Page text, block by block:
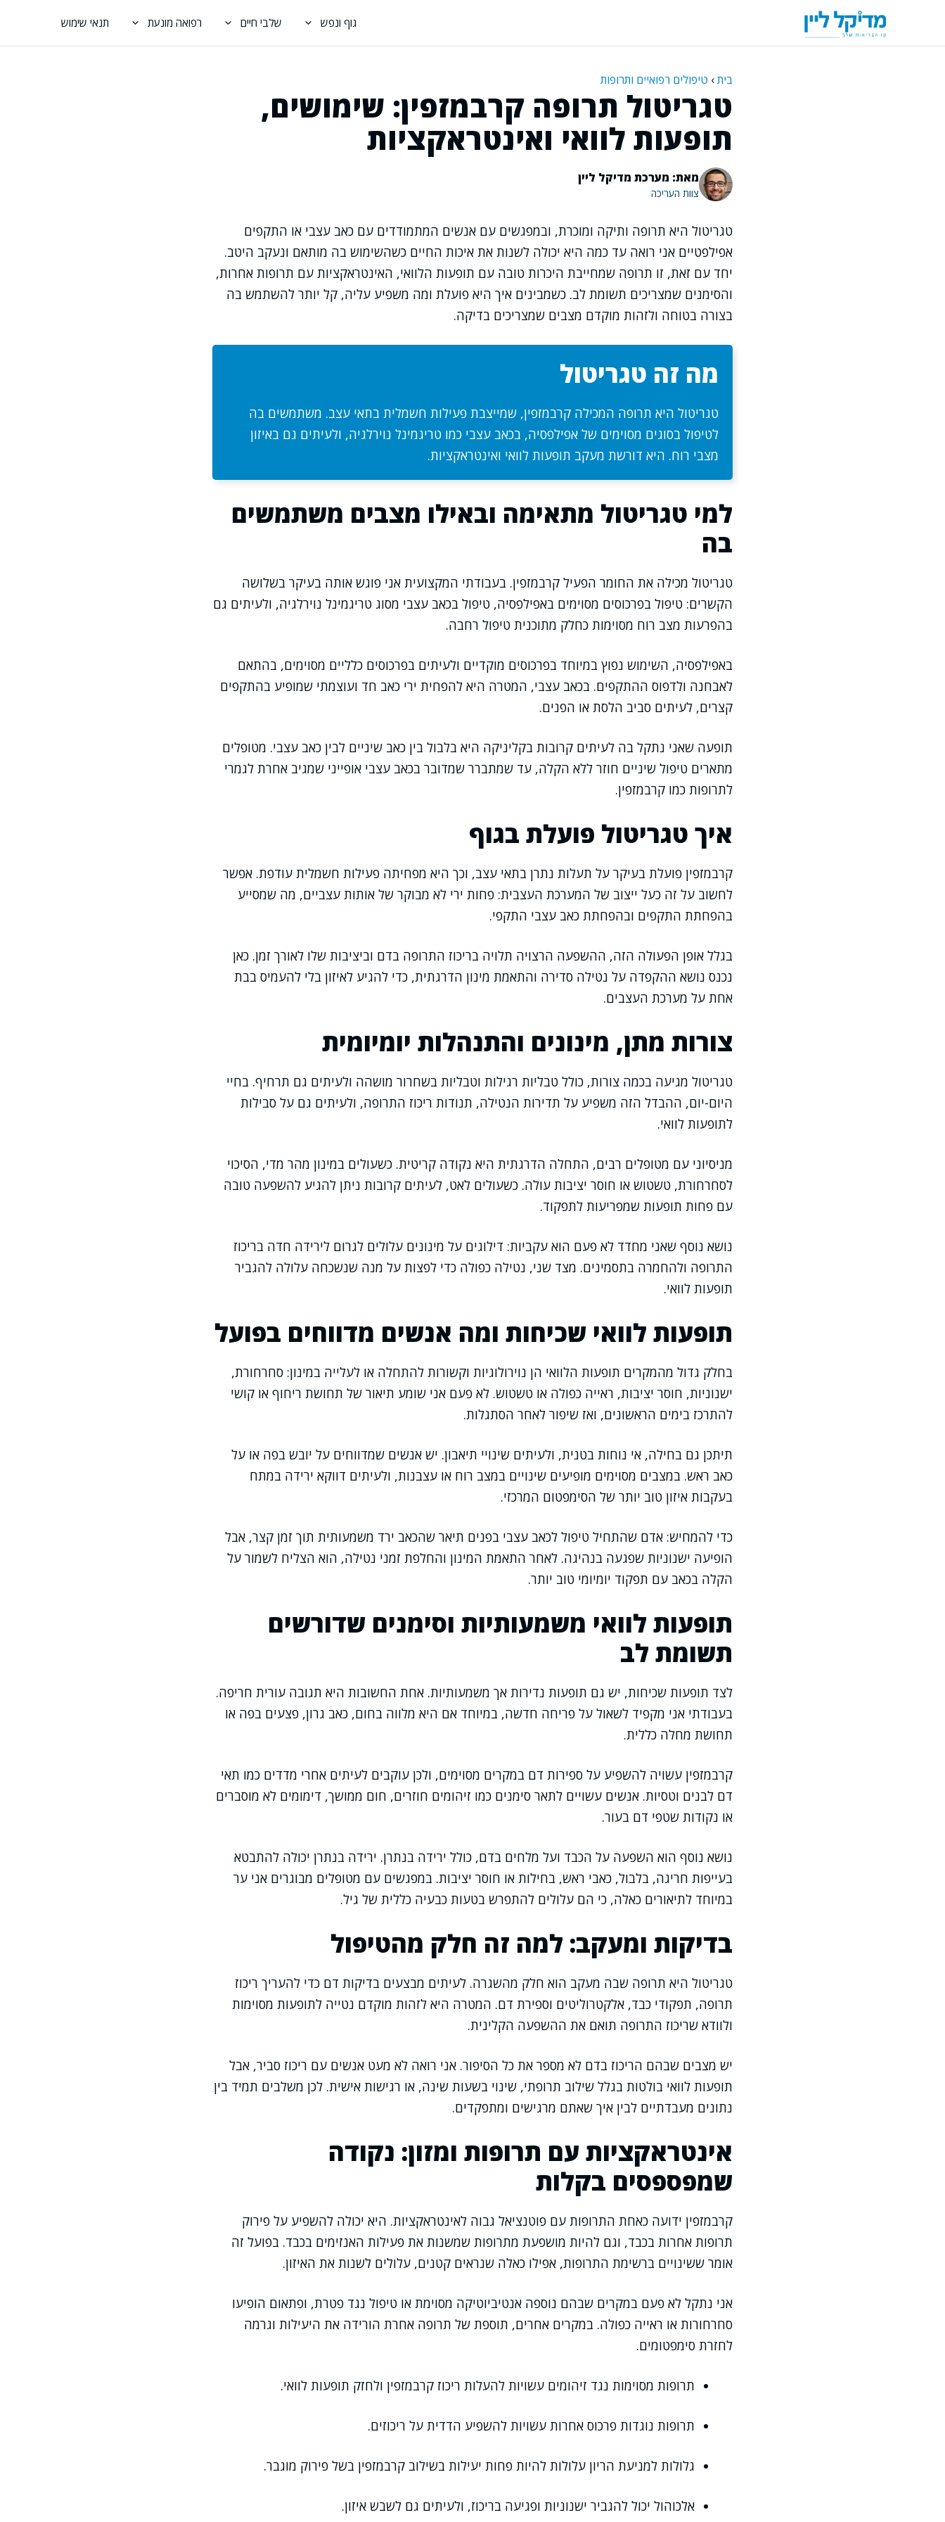
גוף ונפש שלבי חיים רפואה מונעת תנאי שימוש
בית› טיפולים רפואיים ותרופות
טגריטול תרופה קרבמזפין: שימושים,
תופעות לוואי ואינטראקציות
מאת: מערכת מדיקל ליין
צוות העריכה
טגריטול היא תרופה ותיקה ומוכרת, ובמפגשים עם אנשים המתמודדים עם כאב עצבי או התקפים
אפילפטיים אני רואה עד כמה היא יכולה לשנות את איכות החיים כשהשימוש בה מותאם ונעקב היטב.
יחד עם זאת, זו תרופה שמחייבת היכרות טובה עם תופעות הלוואי, האינטראקציות עם תרופות אחרות,
והסימנים שמצריכים תשומת לב. כשמבינים איך היא פועלת ומה משפיע עליה, קל יותר להשתמש בה
בצורה בטוחה ולזהות מוקדם מצבים שמצריכים בדיקה.
מה זה טגריטול
טגריטול היא תרופה המכילה קרבמזפין, שמייצבת פעילות חשמלית בתאי עצב. משתמשים בה
לטיפול בסוגים מסוימים של אפילפסיה, בכאב עצבי כמו טריגמינל נוירלגיה, ולעיתים גם באיזון
מצבי רוח. היא דורשת מעקב תופעות לוואי ואינטראקציות.
למי טגריטול מתאימה ובאילו מצבים משתמשים
בה
טגריטול מכילה את החומר הפעיל קרבמזפין. בעבודתי המקצועית אני פוגש אותה בעיקר בשלושה
הקשרים: טיפול בפרכוסים מסוימים באפילפסיה, טיפול בכאב עצבי מסוג טריגמינל נוירלגיה, ולעיתים גם
בהפרעות מצב רוח מסוימות כחלק מתוכנית טיפול רחבה.
באפילפסיה, השימוש נפוץ במיוחד בפרכוסים מוקדיים ולעיתים בפרכוסים כלליים מסוימים, בהתאם
לאבחנה ולדפוס ההתקפים. בכאב עצבי, המטרה היא להפחית ירי כאב חד ועוצמתי שמופיע בהתקפים
קצרים, לעיתים סביב הלסת או הפנים.
תופעה שאני נתקל בה לעיתים קרובות בקליניקה היא בלבול בין כאב שיניים לבין כאב עצבי. מטופלים
מתארים טיפול שיניים חוזר ללא הקלה, עד שמתברר שמדובר בכאב עצבי אופייני שמגיב אחרת לגמרי
לתרופות כמו קרבמזפין.
איך טגריטול פועלת בגוף
קרבמזפין פועלת בעיקר על תעלות נתרן בתאי עצב, וכך היא מפחיתה פעילות חשמלית עודפת. אפשר
לחשוב על זה כעל ייצוב של המערכת העצבית: פחות ירי לא מבוקר של אותות עצביים, מה שמסייע
בהפחתת התקפים ובהפחתת כאב עצבי התקפי.
בגלל אופן הפעולה הזה, ההשפעה הרצויה תלויה בריכוז התרופה בדם וביציבות שלו לאורך זמן. כאן
נכנס נושא ההקפדה על נטילה סדירה והתאמת מינון הדרגתית, כדי להגיע לאיזון בלי להעמיס בבת
אחת על מערכת העצבים.
צורות מתן, מינונים והתנהלות יומיומית
טגריטול מגיעה בכמה צורות, כולל טבליות רגילות וטבליות בשחרור מושהה ולעיתים גם תרחיף. בחיי
היום-יום, ההבדל הזה משפיע על תדירות הנטילה, תנודות ריכוז התרופה, ולעיתים גם על סבילות
לתופעות לוואי.
מניסיוני עם מטופלים רבים, התחלה הדרגתית היא נקודה קריטית. כשעולים במינון מהר מדי, הסיכוי
לסחרחורת, טשטוש או חוסר יציבות עולה. כשעולים לאט, לעיתים קרובות ניתן להגיע להשפעה טובה
עם פחות תופעות שמפריעות לתפקוד.
נושא נוסף שאני מחדד לא פעם הוא עקביות: דילוגים על מינונים עלולים לגרום לירידה חדה בריכוז
התרופה ולהחמרה בתסמינים. מצד שני, נטילה כפולה כדי לפצות על מנה שנשכחה עלולה להגביר
תופעות לוואי.
תופעות לוואי שכיחות ומה אנשים מדווחים בפועל
בחלק גדול מהמקרים תופעות הלוואי הן נוירולוגיות וקשורות להתחלה או לעלייה במינון: סחרחורת,
ישנוניות, חוסר יציבות, ראייה כפולה או טשטוש. לא פעם אני שומע תיאור של תחושת ריחוף או קושי
להתרכז בימים הראשונים, ואז שיפור לאחר הסתגלות.
תיתכן גם בחילה, אי נוחות בטנית, ולעיתים שינויי תיאבון. יש אנשים שמדווחים על יובש בפה או על
כאב ראש. במצבים מסוימים מופיעים שינויים במצב רוח או עצבנות, ולעיתים דווקא ירידה במתח
בעקבות איזון טוב יותר של הסימפטום המרכזי.
כדי להמחיש: אדם שהתחיל טיפול לכאב עצבי בפנים תיאר שהכאב ירד משמעותית תוך זמן קצר, אבל
הופיעה ישנוניות שפגעה בנהיגה. לאחר התאמת המינון והחלפת זמני נטילה, הוא הצליח לשמור על
הקלה בכאב עם תפקוד יומיומי טוב יותר.
תופעות לוואי משמעותיות וסימנים שדורשים
תשומת לב
לצד תופעות שכיחות, יש גם תופעות נדירות אך משמעותיות. אחת החשובות היא תגובה עורית חריפה.
בעבודתי אני מקפיד לשאול על פריחה חדשה, במיוחד אם היא מלווה בחום, כאב גרון, פצעים בפה או
תחושת מחלה כללית.
קרבמזפין עשויה להשפיע על ספירות דם במקרים מסוימים, ולכן עוקבים לעיתים אחרי מדדים כמו תאי
דם לבנים וטסיות. אנשים עשויים לתאר סימנים כמו זיהומים חוזרים, חום ממושך, דימומים לא מוסברים
או נקודות שטפי דם בעור.
נושא נוסף הוא השפעה על הכבד ועל מלחים בדם, כולל ירידה בנתרן. ירידה בנתרן יכולה להתבטא
בעייפות חריגה, בלבול, כאבי ראש, בחילות או חוסר יציבות. במפגשים עם מטופלים מבוגרים אני ער
במיוחד לתיאורים כאלה, כי הם עלולים להתפרש בטעות כבעיה כללית של גיל.
בדיקות ומעקב: למה זה חלק מהטיפול
טגריטול היא תרופה שבה מעקב הוא חלק מהשגרה. לעיתים מבצעים בדיקות דם כדי להעריך ריכוז
תרופה, תפקודי כבד, אלקטרוליטים וספירת דם. המטרה היא לזהות מוקדם נטייה לתופעות מסוימות
ולוודא שריכוז התרופה תואם את ההשפעה הקלינית.
יש מצבים שבהם הריכוז בדם לא מספר את כל הסיפור. אני רואה לא מעט אנשים עם ריכוז סביר, אבל
תופעות לוואי בולטות בגלל שילוב תרופתי, שינוי בשעות שינה, או רגישות אישית. לכן משלבים תמיד בין
נתונים מעבדתיים לבין איך שאתם מרגישים ומתפקדים.
אינטראקציות עם תרופות ומזון: נקודה
שמפספסים בקלות
קרבמזפין ידועה כאחת התרופות עם פוטנציאל גבוה לאינטראקציות. היא יכולה להשפיע על פירוק
תרופות אחרות בכבד, וגם להיות מושפעת מתרופות שמשנות את פעילות האנזימים בכבד. בפועל זה
אומר ששינויים ברשימת התרופות, אפילו כאלה שנראים קטנים, עלולים לשנות את האיזון.
אני נתקל לא פעם במקרים שבהם נוספה אנטיביוטיקה מסוימת או טיפול נגד פטרת, ופתאום הופיעו
סחרחורות או ראייה כפולה. במקרים אחרים, תוספת של תרופה אחרת הורידה את היעילות וגרמה
לחזרת סימפטומים.
תרופות מסוימות נגד זיהומים עשויות להעלות ריכוז קרבמזפין ולחזק תופעות לוואי.
תרופות נוגדות פרכוס אחרות עשויות להשפיע הדדית על ריכוזים.
גלולות למניעת הריון עלולות להיות פחות יעילות בשילוב קרבמזפין בשל פירוק מוגבר.
אלכוהול יכול להגביר ישנוניות ופגיעה בריכוז, ולעיתים גם לשבש איזון.